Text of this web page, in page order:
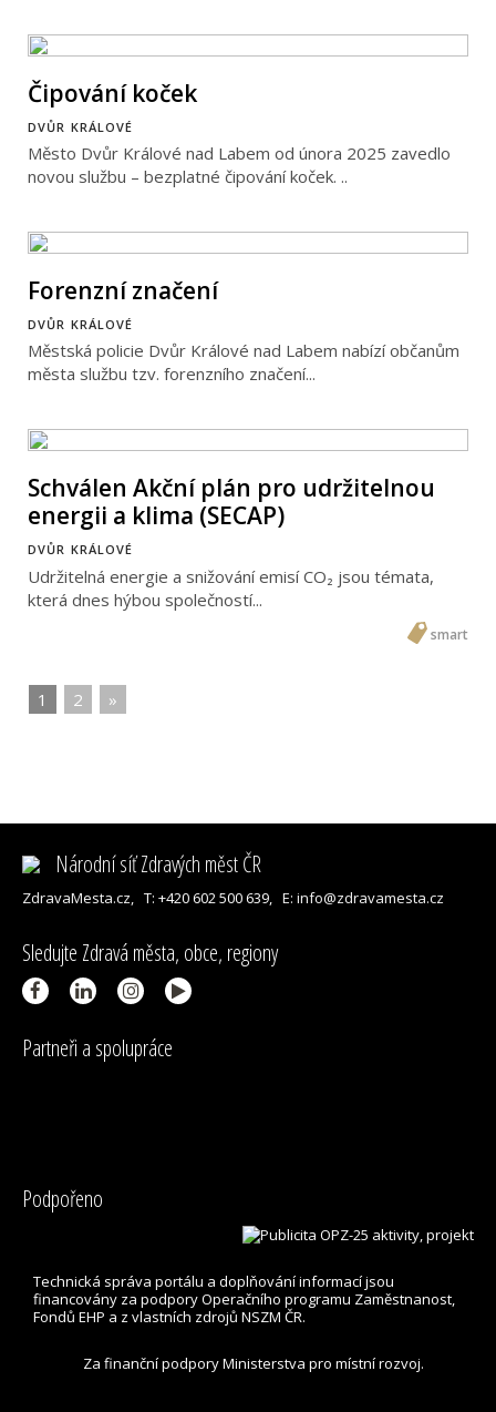
Čipování koček
DVŮR KRÁLOVÉ
Město Dvůr Králové nad Labem od února 2025 zavedlo
novou službu – bezplatné čipování koček. ..
Forenzní značení
DVŮR KRÁLOVÉ
Městská policie Dvůr Králové nad Labem nabízí občanům
města službu tzv. forenzního značení...
Schválen Akční plán pro udržitelnou
energii a klima (SECAP)
DVŮR KRÁLOVÉ
Udržitelná energie a snižování emisí CO₂ jsou témata,
která dnes hýbou společností...
smart
1 2 »
Národní síť Zdravých měst ČR
ZdravaMesta.cz, T: +420 602 500 639, E: info@zdravamesta.cz
Sledujte Zdravá města, obce, regiony
Partneři a spolupráce
Podpořeno
Technická správa portálu a doplňování informací jsou
financovány za podpory Operačního programu Zaměstnanost,
Fondů EHP a z vlastních zdrojů NSZM ČR.
Za finanční podpory Ministerstva pro místní rozvoj.